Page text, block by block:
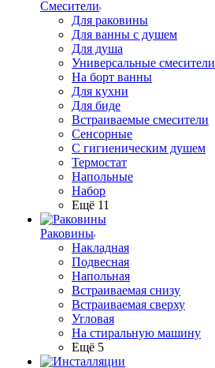
Смесители
Для раковины
Для ванны с душем
Для душа
Универсальные смесители
На борт ванны
Для кухни
Для биде
Встраиваемые смесители
Сенсорные
С гигиеническим душем
Термостат
Напольные
Набор
Ещё 11
Раковины
Накладная
Подвесная
Напольная
Встраиваемая снизу
Встраиваемая сверху
Угловая
На стиральную машину
Ещё 5